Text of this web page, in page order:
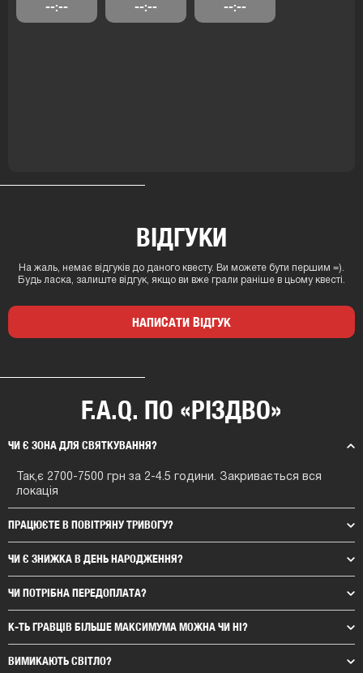
--:-- --:-- --:--
ВІДГУКИ
На жаль, немає відгуків до даного квесту. Ви можете бути першим =).
Будь ласка, залиште відгук, якщо ви вже грали раніше в цьому квесті.
НАПИСАТИ ВІДГУК
F.A.Q. ПО «РІЗДВО»
ЧИ Є ЗОНА ДЛЯ СВЯТКУВАННЯ?
Так,є 2700-7500 грн за 2-4.5 години. Закривається вся
локація
ПРАЦЮЄТЕ В ПОВІТРЯНУ ТРИВОГУ?
ЧИ Є ЗНИЖКА В ДЕНЬ НАРОДЖЕННЯ?
ЧИ ПОТРІБНА ПЕРЕДОПЛАТА?
К-ТЬ ГРАВЦІВ БІЛЬШЕ МАКСИМУМА МОЖНА ЧИ НІ?
ВИМИКАЮТЬ СВІТЛО?